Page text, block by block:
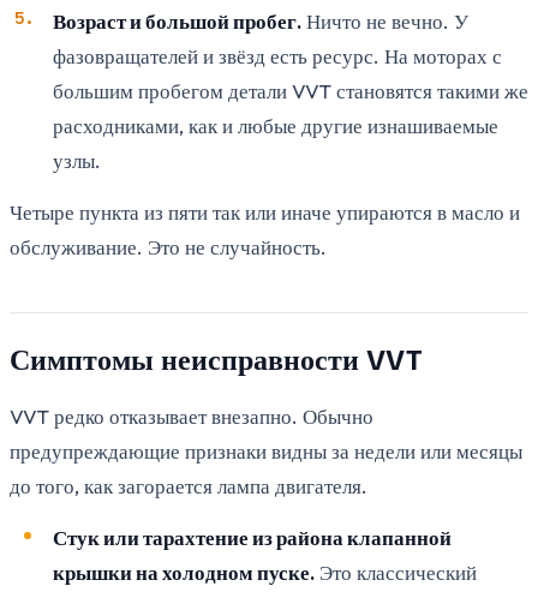
Возраст и большой пробег.Ничто не вечно. У
фазовращателей и звёзд есть ресурс. На моторах с
большим пробегом детали VVT становятся такими же
расходниками, как и любые другие изнашиваемые
узлы.
Четыре пункта из пяти так или иначе упираются в масло и
обслуживание. Это не случайность.
Симптомы неисправности VVT
VVT редко отказывает внезапно. Обычно
предупреждающие признаки видны за недели или месяцы
до того, как загорается лампа двигателя.
Стук или тарахтение из района клапанной
крышки на холодном пуске. Это классический